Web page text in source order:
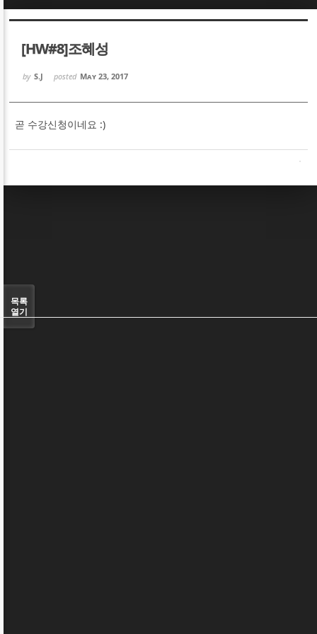
[HW#8]조혜성
by S.J posted May 23, 2017
곧 수강신청이네요 :)
목록
열기
Sketchbook5, 스케치북5
Sketchbook5, 스케치북5
Sketchbook5, 스케치북5
Sketchbook5, 스케치북5